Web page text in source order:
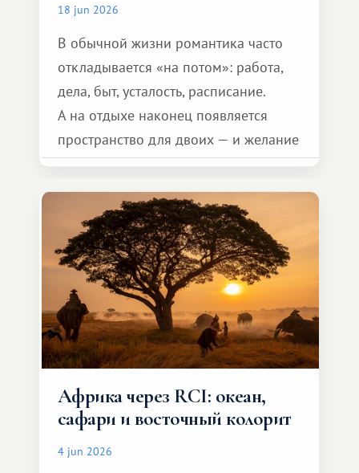
18 jun 2026
В обычной жизни романтика часто
откладывается «на потом»: работа,
дела, быт, усталость, расписание.
А на отдыхе наконец появляется
пространство для двоих — и желание
сделать для близкого человека что-то
особенное. Не обязательно
масштабное, но тёплое
и запоминающееся :)
Африка через RCI: океан,
сафари и восточный колорит
4 jun 2026